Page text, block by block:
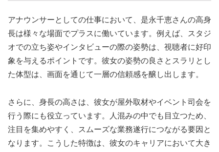
アナウンサーとしての仕事において、是永千恵さんの高身
長は様々な場面でプラスに働いています。例えば、スタジ
オでの立ち姿やインタビューの際の姿勢は、視聴者に好印
象を与えるポイントです。彼女の姿勢の良さとスラリとし
た体型は、画面を通じて一層の信頼感を醸し出します。
さらに、身長の高さは、彼女が屋外取材やイベント司会を
行う際にも役立っています。人混みの中でも目立つため、
注目を集めやすく、スムーズな業務遂行につながる要因と
なります。こうした特徴は、彼女のキャリアにおいて大き